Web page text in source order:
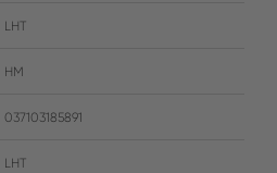
LHT
HM
037103185891
LHT